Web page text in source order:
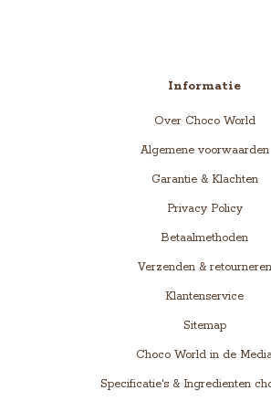
Informatie
Over Choco World
Algemene voorwaarden
Garantie & Klachten
Privacy Policy
Betaalmethoden
Verzenden & retourneren
Klantenservice
Sitemap
Choco World in de
Specificatie's & Ingredienten